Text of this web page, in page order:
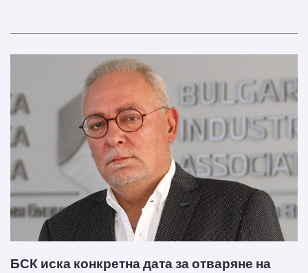
БСК иска конкретна дата за отваряне на